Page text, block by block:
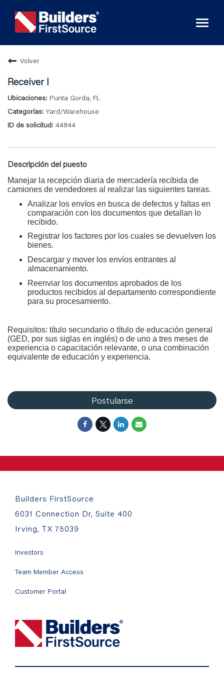
Volver
Receiver I
Punta Gorda, FL
Yard/Warehouse
44844
Descripción del puesto
Manejar la recepción diaria de mercadería recibida de
camiones de vendedores al realizar las siguientes tareas.
Analizar los envíos en busca de defectos y faltas en
comparación con los documentos que detallan lo
recibido.
Registrar los factores por los cuales se devuelven los
bienes.
Descargar y mover los envíos entrantes al
almacenamiento.
Reenviar los documentos aprobados de los
productos recibidos al departamento correspondiente
para su procesamiento.
Requisitos: título secundario o título de educación general
(GED, por sus siglas en inglés) o de uno a tres meses de
experiencia o capacitación relevante, o una combinación
equivalente de educación y experiencia.
Postularse
Builders FirstSource
6031 Connection Dr, Suite 400
Irving, TX 75039
Investors
Team Member Access
Customer Portal